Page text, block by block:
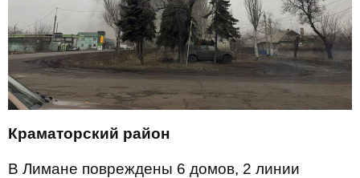
Краматорский район
В Лимане повреждены 6 домов, 2 линии